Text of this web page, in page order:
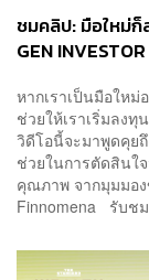
ชมคลิป: มือใหม่ก็
GEN
หากเราเป็นมือให
ช่วยให้เราเริ่มลง
วิดีโอนี้จะมาพูดคุย
ช่วยในการตัดสินใ
คุณภาพ จากมุมมอ
Finnomena รับช